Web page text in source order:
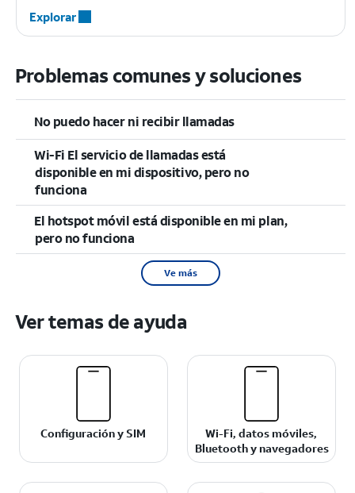
Explorar
Problemas comunes y soluciones
No puedo hacer ni recibir llamadas
Wi-Fi El servicio de llamadas está
disponible en mi dispositivo, pero no
funciona
El hotspot móvil está disponible en mi plan,
pero no funciona
Ve más
Ver temas de ayuda
Configuración y SIM
Wi-Fi, datos móviles,
Bluetooth y navegadores